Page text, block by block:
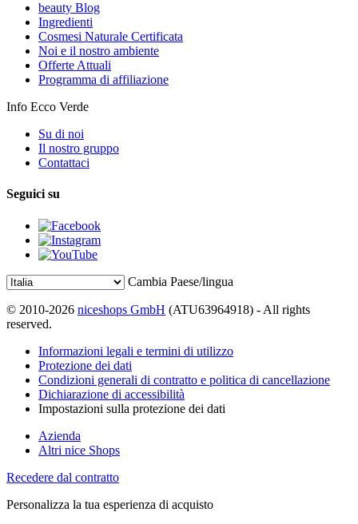
beauty Blog
Ingredienti
Cosmesi Naturale Certificata
Noi e il nostro ambiente
Offerte Attuali
Programma di affiliazione
Info Ecco Verde
Su di noi
Il nostro gruppo
Contattaci
Seguici su
Cambia Paese/lingua
© 2010-2026 niceshops GmbH (ATU63964918) - All rights
reserved.
Informazioni legali e termini di utilizzo
Protezione dei dati
Condizioni generali di contratto e politica di cancellazione
Dichiarazione di accessibilità
Impostazioni sulla protezione dei dati
Azienda
Altri nice Shops
Recedere dal contratto
Personalizza la tua esperienza di acquisto